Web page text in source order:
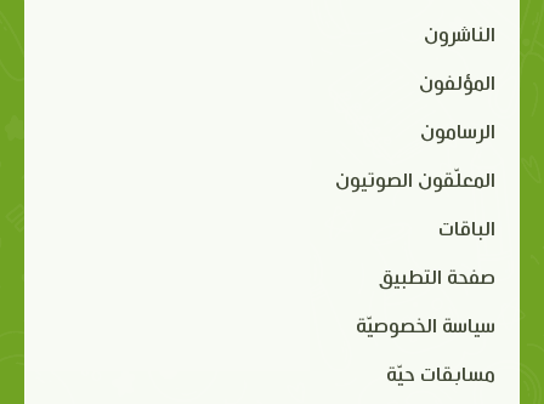
الناشرون
المؤلفون
الرسامون
المعلّقون الصوتيون
الباقات
صفحة التطبيق
سياسة الخصوصيّة
مسابقات حيّة